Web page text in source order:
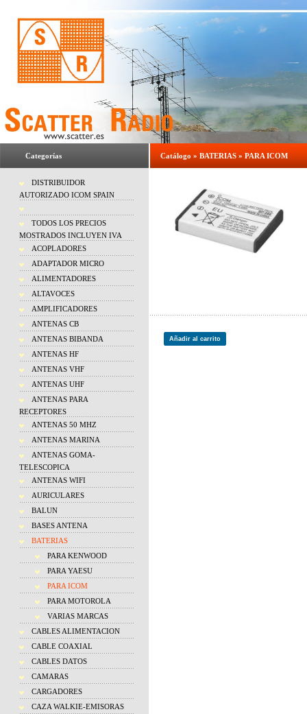
Categorías
DISTRIBUIDOR
AUTORIZADO ICOM SPAIN
TODOS LOS PRECIOS
MOSTRADOS INCLUYEN IVA
ACOPLADORES
ADAPTADOR MICRO
ALIMENTADORES
ALTAVOCES
AMPLIFICADORES
ANTENAS CB
ANTENAS BIBANDA
ANTENAS HF
ANTENAS VHF
ANTENAS UHF
ANTENAS PARA
RECEPTORES
ANTENAS 50 MHZ
ANTENAS MARINA
ANTENAS GOMA-
TELESCOPICA
ANTENAS WIFI
AURICULARES
BALUN
BASES ANTENA
BATERIAS
PARA KENWOOD
PARA YAESU
PARA ICOM
PARA MOTOROLA
VARIAS MARCAS
CABLES ALIMENTACION
CABLE COAXIAL
CABLES DATOS
CAMARAS
CARGADORES
CAZA WALKIE-EMISORAS
Catálogo » BATERIAS » PARA ICOM
Añadir al carrito